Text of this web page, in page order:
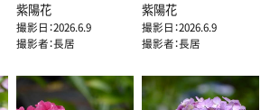
紫陽花
撮影日：2026.6.9
撮影者：長居
紫陽花
撮影日：2026.6.9
撮影者：長居